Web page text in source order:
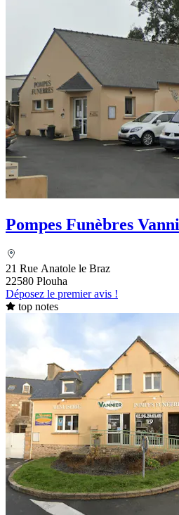
Pompes Funèbres
21 Rue Anatole le Braz
22580 Plouha
Déposez le premier avis !
top notes